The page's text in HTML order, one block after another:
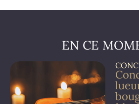
EN CE